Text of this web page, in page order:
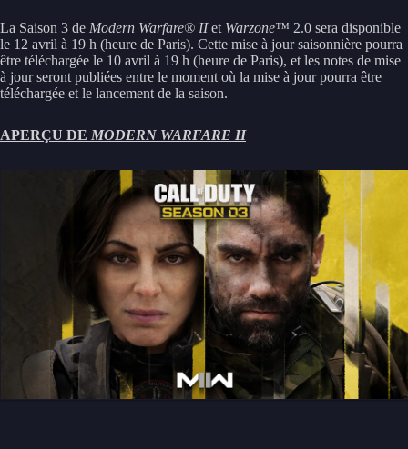
La Saison 3 de Modern Warfare® IIet Warzone™ 2.0 sera disponible
le 12 avril à 19 h (heure de Paris). Cette mise à jour saisonnière pourra
être téléchargée le 10 avril à 19 h (heure de Paris), et les notes de mise
à jour seront publiées entre le moment où la mise à jour pourra être
téléchargée et le lancement de la saison.
APERÇU DE MODERN WARFARE II